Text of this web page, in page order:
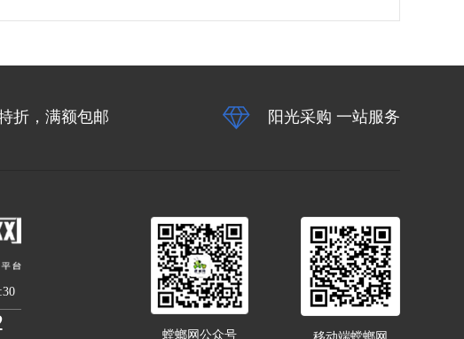
折，满额包邮 阳光采购 一站服务
螳螂网公众号